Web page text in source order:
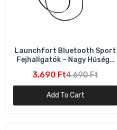
Launchfort Bluetooth Sport
Fejhallgatók – Nagy Hűségű
3.690 Ft4.690 Ft
Add To Cart